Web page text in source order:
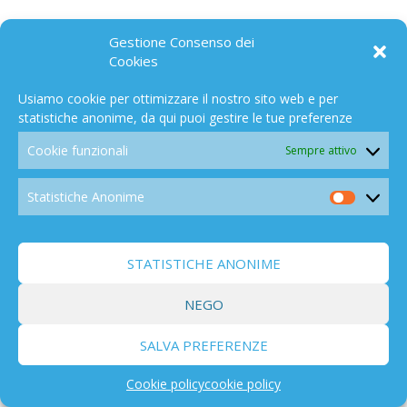
Gestione Consenso dei
Cookies
Usiamo cookie per ottimizzare il nostro sito web e per
statistiche anonime, da qui puoi gestire le tue preferenze
Cookie funzionali
Sempre attivo
Statistiche Anonime
STATISTICHE ANONIME
NEGO
SALVA PREFERENZE
Cookie policycookie policy
CATEGORIE
OPINIONI(251)
Ingegneria Sociale
News (ITA)(2.019)
News (ENG)(504)
Interviste(26)
Timeline(703)
Storia del controllo meteo e clima
Personaggi(44)